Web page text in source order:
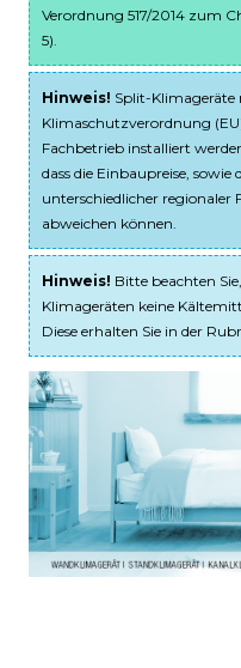
Verordnung 517/2014 zum
5).
Hinweis! Split-Klimageräte
Klimaschutzverordnung
Fachbetrieb installiert
dass die Einbaupreise,
unterschiedlicher regionaler
abweichen können.
Hinweis! Bitte beachten
Klimageräten keine
Diese erhalten Sie in der